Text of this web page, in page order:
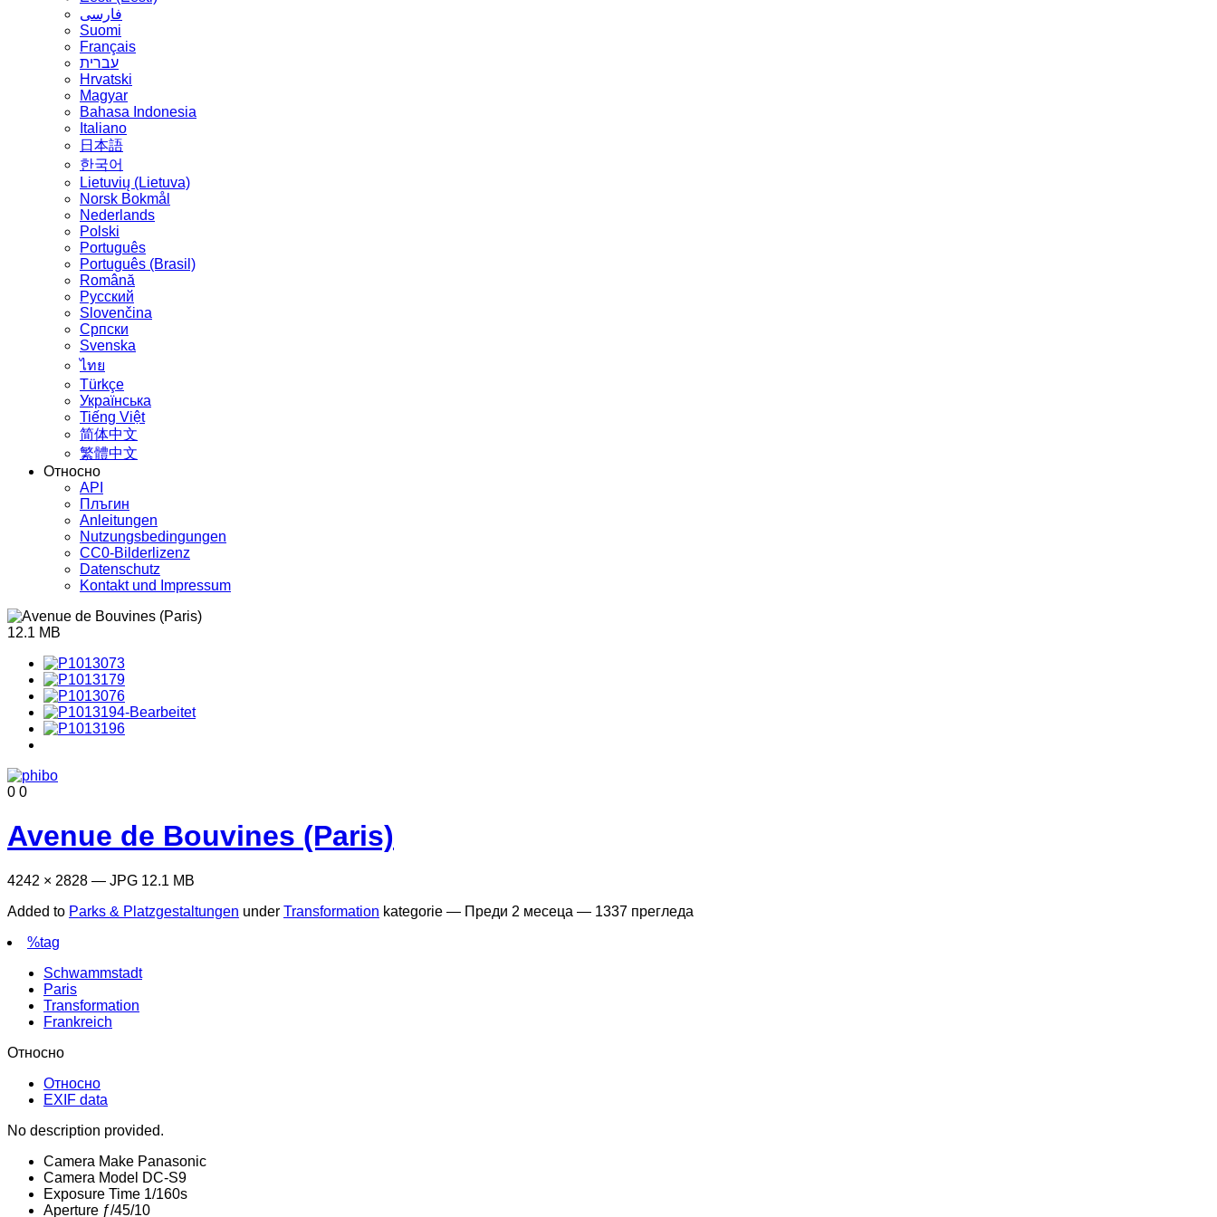
فارسی
Suomi
Français
עברית
Hrvatski
Magyar
Bahasa Indonesia
Italiano
日本語
한국어
Lietuvių (Lietuva)
‪Norsk Bokmål‬
Nederlands
Polski
Português
Português (Brasil)
Română
Русский
Slovenčina
Српски
Svenska
ไทย
Türkçe
Українська
Tiếng Việt
简体中文
繁體中文
Относно
API
Плъгин
Anleitungen
Nutzungsbedingungen
CC0-Bilderlizenz
Datenschutz
Kontakt und Impressum
12.1 MB
0 0
Avenue de Bouvines (Paris)
4242 × 2828 — JPG 12.1 MB
Added to Parks & Platzgestaltungen under Transformation kategorie — Преди 2 месеца — 1337 прегледа
%tag
Schwammstadt
Paris
Transformation
Frankreich
Относно
Относно
EXIF data
No description provided.
Camera Make Panasonic
Camera Model DC-S9
Exposure Time 1/160s
Aperture ƒ/45/10